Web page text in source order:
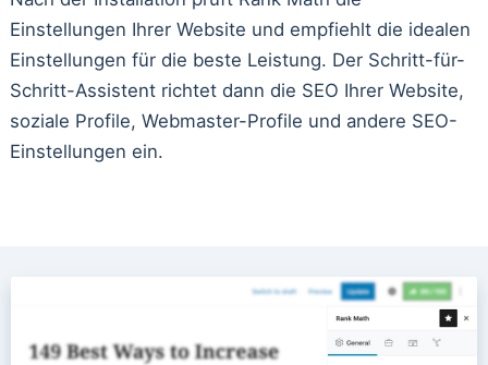
Einstellungen Ihrer Website und empfiehlt die idealen
Einstellungen für die beste Leistung. Der Schritt-für-
Schritt-Assistent richtet dann die SEO Ihrer Website,
soziale Profile, Webmaster-Profile und andere SEO-
Einstellungen ein.